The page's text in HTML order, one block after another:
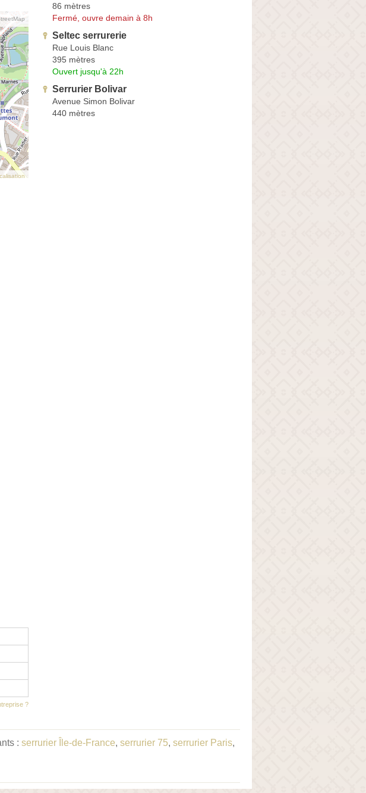
?
86 mètres
Fermé, ouvre demain à 8h
Seltec serrurerie
Rue Louis Blanc
395 mètres
Ouvert jusqu'à 22h
Serrurier Bolivar
Avenue Simon Bolivar
440 mètres
: serrurier Île-de-France, serrurier 75, serrurier Paris,